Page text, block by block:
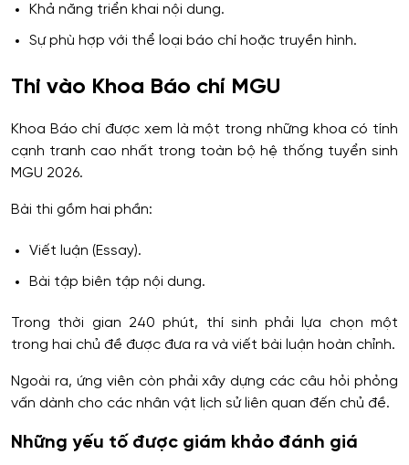
Khả năng triển khai nội dung.
Sự phù hợp với thể loại báo chí hoặc truyền hình.
Thi vào Khoa Báo chí MGU
Khoa Báo chí được xem là một trong những khoa có tính
cạnh tranh cao nhất trong toàn bộ hệ thống tuyển sinh
MGU 2026.
Bài thi gồm hai phần:
Viết luận (Essay).
Bài tập biên tập nội dung.
Trong thời gian 240 phút, thí sinh phải lựa chọn một
trong hai chủ đề được đưa ra và viết bài luận hoàn chỉnh.
Ngoài ra, ứng viên còn phải xây dựng các câu hỏi phỏng
vấn dành cho các nhân vật lịch sử liên quan đến chủ đề.
Những yếu tố được giám khảo đánh giá